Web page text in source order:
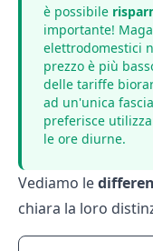
è possibile
importante!
elettrodomestici
prezzo è più
delle tariffe
ad un'unica
preferisce
le ore diurne.
Vediamo le
chiara la loro